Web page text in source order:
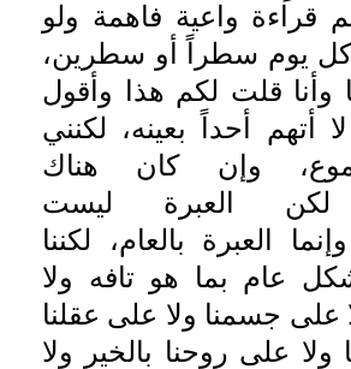
قراءة واعية فاهمة ولو
كل يوم سطراً أو سطرين،
وأنا قلت لكم هذا وأقول
أتهم أحداً بعينه، لكنني
وإن كان هناك
لكن العبرة ليست
العبرة بالعام، لكننا
عام بما هو تافه ولا
على جسمنا ولا على عقلنا
ولا على روحنا بالخير ولا